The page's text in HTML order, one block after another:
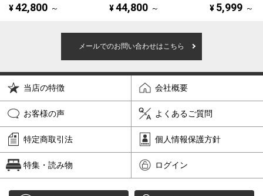
¥42,800 ～ ¥44,800 ～ ¥ 5,999 ～
メールでのお問い合わせはこちら
当店の特徴 会社概要
お客様の声 よくあるご質問
特定商取引法 個人情報保護方針
特集・読み物 ログイン